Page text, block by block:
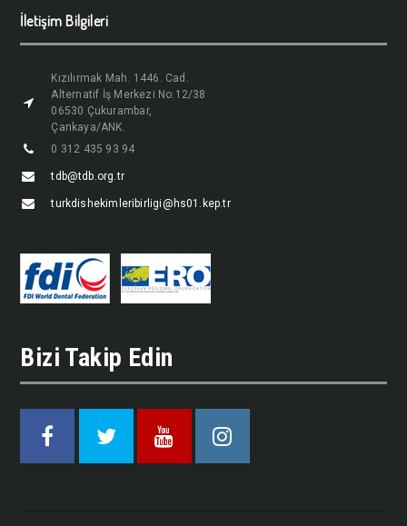
İletişim Bilgileri
Kızılırmak Mah. 1446. Cad.
Alternatif İş Merkezi No:12/38
06530 Çukurambar,
Çankaya/ANK.
0 312 435 93 94
tdb@tdb.org.tr
turkdishekimleribirligi@hs01.kep.tr
Bizi Takip Edin
Facebook Twitter Youtube Instagram